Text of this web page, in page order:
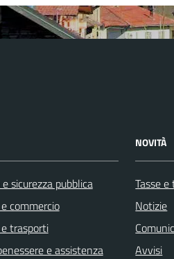
sicurezza pubblica
commercio
trasporti
e assistenza
NOVITÀ
Tasse
Notizie
Avvisi